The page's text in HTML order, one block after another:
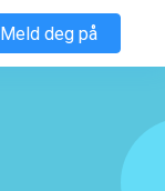
Meld deg på